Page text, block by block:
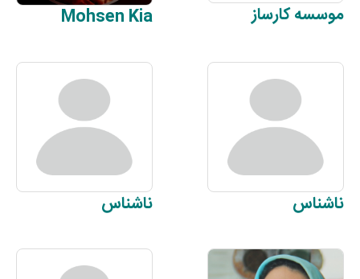
موسسهکارساز Mohsen Kia
ناشناس ناشناس